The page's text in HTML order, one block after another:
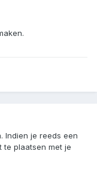
Indien je reeds een
te plaatsen met je